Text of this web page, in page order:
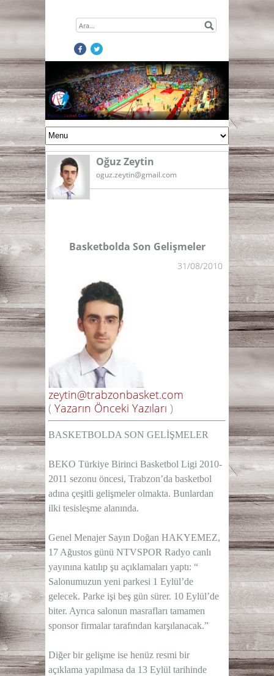
Oğuz Zeytin
oguz.zeytin@gmail.com
Basketbolda Son Gelişmeler
31/08/2010
zeytin@trabzonbasket.com
( Yazarın Önceki Yazıları )
BASKETBOLDA SON GELİŞMELER
BEKO Türkiye Birinci Basketbol Ligi 2010-
2011 sezonu öncesi, Trabzon’da basketbol
adına çeşitli gelişmeler olmakta. Bunlardan
ilki tesisleşme alanında.
Genel Menajer Sayın Doğan HAKYEMEZ,
17 Ağustos günü NTVSPOR Radyo canlı
yayınına katılıp şu açıklamaları yaptı: “
Salonumuzun yeni parkesi 1 Eylül’de
gelecek. Parke işi beş gün sürer. 10 Eylül’de
biter. Ayrıca salonun masrafları tamamen
sponsor firmalar tarafından karşılanacak.”
Diğer bir gelişme ise henüz resmi bir
açıklama yapılmasa da 13 Eylül tarihinde